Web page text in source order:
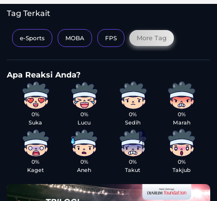
Tag Terkait
e-Sports MOBA FPS More Tag
0%
Suka
0%
Lucu
0%
Sedih
0%
Marah
0%
Kaget
0%
Aneh
0%
Takut
0%
Takjub